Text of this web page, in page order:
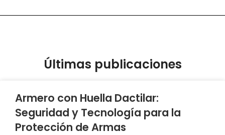
Últimas publicaciones
Armero con Huella Dactilar:
Seguridad y Tecnología para la
Protección de Armas